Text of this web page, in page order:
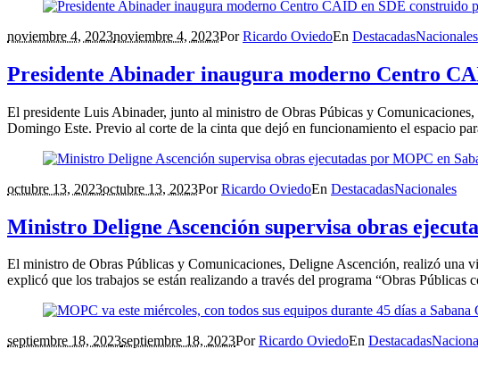
noviembre 4, 2023noviembre 4, 2023PorRicardo OviedoEn DestacadasNacionales
Presidente Abinader inaugura moderno Centro
El presidente Luis Abinader, junto al ministro de Obras Púbicas y
Domingo Este. Previo al corte de la cinta que dejó en funcionamiento el espacio
octubre 13, 2023octubre 13, 2023PorRicardo OviedoEn DestacadasNacionales
Ministro Deligne Ascención supervisa obras
El ministro de Obras Públicas y Comunicaciones, Deligne Ascención, realizó una
explicó que los trabajos se están realizando a través del programa “Obras
septiembre 18, 2023septiembre 18, 2023PorRicardo OviedoEn Destacadas